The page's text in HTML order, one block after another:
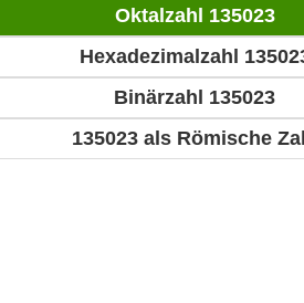
Oktalzahl 135023
Hexadezimalzahl
Binärzahl 135023
135023 als Römische